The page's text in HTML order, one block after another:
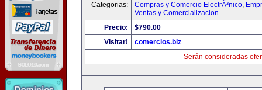
Categorias:
Compras y Comercio ElectrÃ³nico,
Ventas y Comercializacion
Precio:
$790.00
Visitar!
comercios.biz
Serán consideradas